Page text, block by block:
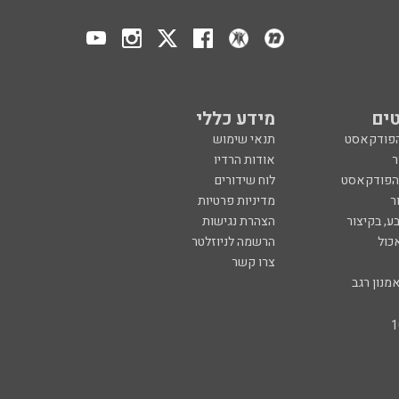
מידע כללי
תנאי שימוש
אודות הרדיו
הפודקאסט
לוח שידורים
מדיניות פרטיות
בקיצור
הצהרת נגישות
הרשמה לניוזלטר
צרו קשר
רגב